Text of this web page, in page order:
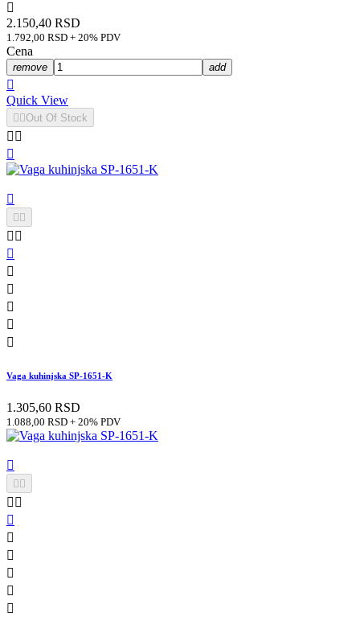

2.150,40 RSD
1.792,00 RSD + 20% PDV
Cena
remove add

Quick View
 Out Of Stock
 


 
 






Vaga kuhinjska SP-1651-K
1.305,60 RSD
1.088,00 RSD + 20% PDV

 
 





